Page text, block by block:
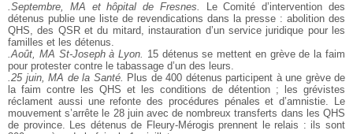
.Septembre, MA et hôpital de Fresnes.
Le Comité d’intervention des
détenus publie une liste de revendications dans la presse : abolition des
QHS, des QSR et du mitard, instauration d’un service juridique pour les
familles et les détenus.
.Août, MA St-Joseph à Lyon. 15 détenus se mettent en grève de la faim
pour protester contre le tabassage d’un des leurs.
.25 juin, MA de la Santé. Plus de 400 détenus participent à une grève de
la faim contre les QHS et les conditions de détention ; les grévistes
réclament aussi une refonte des procédures pénales et d’amnistie. Le
mouvement s’arrête le 28 juin avec de nombreux transferts dans les QHS
de province. Les détenus de Fleury-Mérogis prennent le relais : ils sont